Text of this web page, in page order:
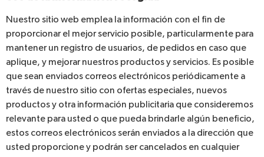
Nuestro sitio web emplea la información con el fin de
proporcionar el mejor servicio posible, particularmente para
mantener un registro de usuarios, de pedidos en caso que
aplique, y mejorar nuestros productos y servicios. Es posible
que sean enviados correos electrónicos periódicamente a
través de nuestro sitio con ofertas especiales, nuevos
productos y otra información publicitaria que consideremos
relevante para usted o que pueda brindarle algún beneficio,
estos correos electrónicos serán enviados a la dirección que
usted proporcione y podrán ser cancelados en cualquier